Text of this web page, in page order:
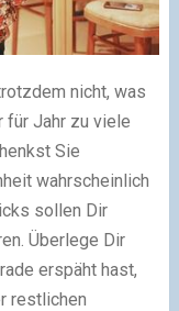
nicht, was
für Jahr zu viele
Sie
wahrscheinlich
sollen Dir
Überlege Dir
erspäht hast,
restlichen